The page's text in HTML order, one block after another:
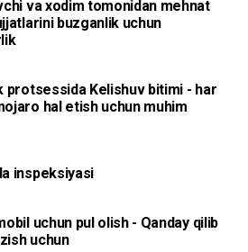
va xodim tomonidan mehnat
buzganlik uchun
protsessida Kelishuv bitimi - har
hal etish uchun muhim
inspeksiyasi
uchun pul olish - Qanday qilib
uchun